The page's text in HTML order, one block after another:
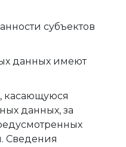
субъектов
данных имеют
касающуюся
данных, за
Сведения